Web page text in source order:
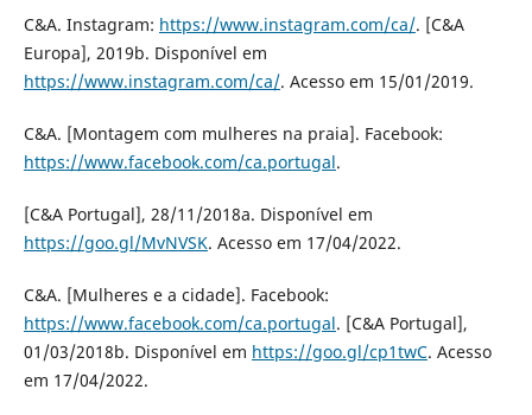
C&A. Instagram: https://www.instagram.com/ca/. [C&A
Europa], 2019b. Disponível em
https://www.instagram.com/ca/. Acesso em 15/01/2019.
C&A. [Montagem com mulheres na praia]. Facebook:
https://www.facebook.com/ca.portugal.
[C&A Portugal], 28/11/2018a. Disponível em
https://goo.gl/MvNVSK. Acesso em 17/04/2022.
C&A. [Mulheres e a cidade]. Facebook:
https://www.facebook.com/ca.portugal. [C&A Portugal],
01/03/2018b. Disponível em https://goo.gl/cp1twC. Acesso
em 17/04/2022.